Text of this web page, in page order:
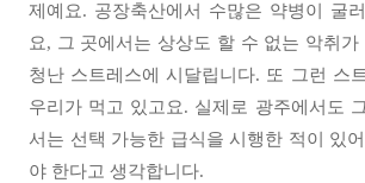
제예요. 공장축산에서 수많은 약병이 굴
요, 그 곳에서는 상상도 할 수 없는 악취가
청난 스트레스에 시달립니다. 또 그런 스
우리가 먹고 있고요. 실제로 광주에서도
서는 선택 가능한 급식을 시행한 적이 있
야 한다고 생각합니다.